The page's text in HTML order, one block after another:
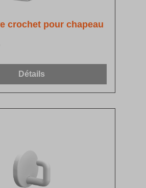
crochet pour chapeau
Détails